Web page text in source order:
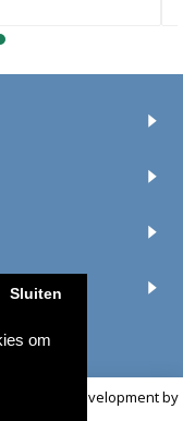
om
Sluiten
| Development by